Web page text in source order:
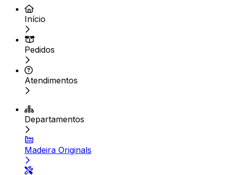
Início
Pedidos
Atendimentos
Departamentos
Madeira Originals